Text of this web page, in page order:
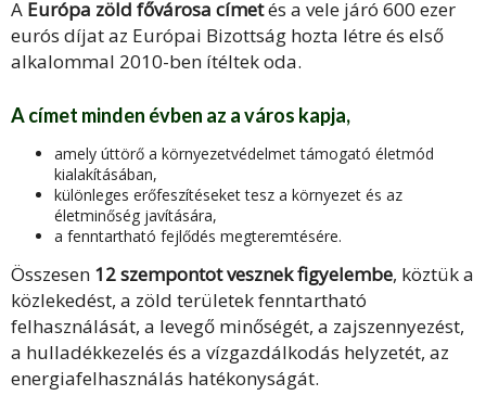
A Európa zöld fővárosa címetés a vele járó 600 ezer
eurós díjat az Európai Bizottság hozta létre és első
alkalommal 2010-ben ítéltek oda.
A címet minden évben az a város kapja,
amely úttörő a környezetvédelmet támogató életmód
kialakításában,
különleges erőfeszítéseket tesz a környezet és az
életminőség javítására,
a fenntartható fejlődés megteremtésére.
Összesen 12 szempontot vesznek figyelembe, köztük a
közlekedést, a zöld területek fenntartható
felhasználását, a levegő minőségét, a zajszennyezést,
a hulladékkezelés és a vízgazdálkodás helyzetét, az
energiafelhasználás hatékonyságát.